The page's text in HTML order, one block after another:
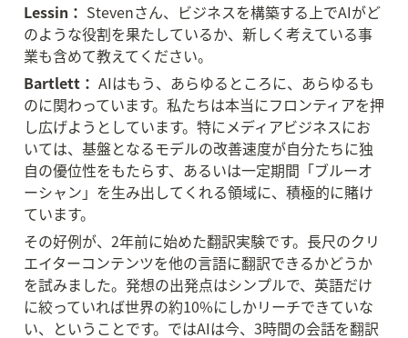
Lessin： Stevenさん、ビジネスを構築する上でAIがど
のような役割を果たしているか、新しく考えている事
業も含めて教えてください。
Bartlett： AIはもう、あらゆるところに、あらゆるも
のに関わっています。私たちは本当にフロンティアを押
し広げようとしています。特にメディアビジネスにお
いては、基盤となるモデルの改善速度が自分たちに独
自の優位性をもたらす、あるいは一定期間「ブルーオ
ーシャン」を生み出してくれる領域に、積極的に賭け
ています。
その好例が、2年前に始めた翻訳実験です。長尺のクリ
エイターコンテンツを他の言語に翻訳できるかどうか
を試みました。発想の出発点はシンプルで、英語だけ
に絞っていれば世界の約10%にしかリーチできていな
い、ということです。ではAIは今、3時間の会話を翻訳